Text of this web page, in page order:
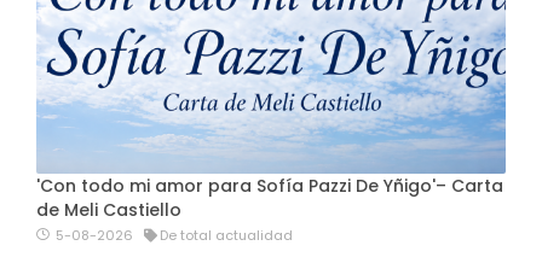
'Con todo mi amor para Sofía Pazzi De Yñigo'– Carta
de Meli Castiello
5-08-2026 De total actualidad